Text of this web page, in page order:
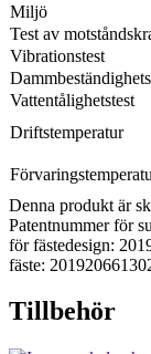
Miljö
Test av
Vibrationstest
Vattentålighetstest
Driftstemperatur
Denna produkt är
Patentnummer för
för fästedesign:
fäste:
Tillbehör